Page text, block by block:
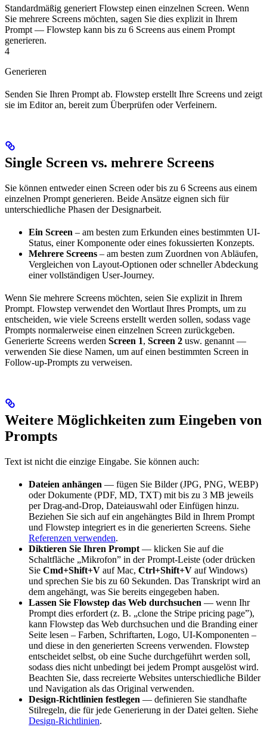
Standardmäßig generiert Flowstep einen einzelnen Screen. Wenn
Sie mehrere Screens möchten, sagen Sie dies explizit in Ihrem
Prompt — Flowstep kann bis zu 6 Screens aus einem Prompt
generieren.
4
Generieren
Senden Sie Ihren Prompt ab. Flowstep erstellt Ihre Screens und zeigt
sie im Editor an, bereit zum Überprüfen oder Verfeinern.
Single Screen vs. mehrere Screens
Sie können entweder einen Screen oder bis zu 6 Screens aus einem
einzelnen Prompt generieren. Beide Ansätze eignen sich für
unterschiedliche Phasen der Designarbeit.
Ein Screen – am besten zum Erkunden eines bestimmten UI-
Status, einer Komponente oder eines fokussierten Konzepts.
Mehrere Screens – am besten zum Zuordnen von Abläufen,
Vergleichen von Layout-Optionen oder schneller Abdeckung
einer vollständigen User-Journey.
Wenn Sie mehrere Screens möchten, seien Sie explizit in Ihrem
Prompt. Flowstep verwendet den Wortlaut Ihres Prompts, um zu
entscheiden, wie viele Screens erstellt werden sollen, sodass vage
Prompts normalerweise einen einzelnen Screen zurückgeben.
Generierte Screens werden Screen 1, Screen 2 usw. genannt —
verwenden Sie diese Namen, um auf einen bestimmten Screen in
Follow-up-Prompts zu verweisen.
Weitere Möglichkeiten zum Eingeben von
Prompts
Text ist nicht die einzige Eingabe. Sie können auch:
Dateien anhängen — fügen Sie Bilder (JPG, PNG, WEBP)
oder Dokumente (PDF, MD, TXT) mit bis zu 3 MB jeweils
per Drag-and-Drop, Dateiauswahl oder Einfügen hinzu.
Beziehen Sie sich auf ein angehängtes Bild in Ihrem Prompt
und Flowstep integriert es in die generierten Screens. Siehe
Referenzen verwenden.
Diktieren Sie Ihren Prompt — klicken Sie auf die
Schaltfläche „Mikrofon” in der Prompt-Leiste (oder drücken
Sie Cmd+Shift+V auf Mac, Ctrl+Shift+V auf Windows)
und sprechen Sie bis zu 60 Sekunden. Das Transkript wird an
dem angehängt, was Sie bereits eingegeben haben.
Lassen Sie Flowstep das Web durchsuchen — wenn Ihr
Prompt dies erfordert (z. B. „clone the Stripe pricing page”),
kann Flowstep das Web durchsuchen und die Branding einer
Seite lesen – Farben, Schriftarten, Logo, UI-Komponenten –
und diese in den generierten Screens verwenden. Flowstep
entscheidet selbst, ob eine Suche durchgeführt werden soll,
sodass dies nicht unbedingt bei jedem Prompt ausgelöst wird.
Beachten Sie, dass recreierte Websites unterschiedliche Bilder
und Navigation als das Original verwenden.
Design-Richtlinien festlegen — definieren Sie standhafte
Stilregeln, die für jede Generierung in der Datei gelten. Siehe
Design-Richtlinien.